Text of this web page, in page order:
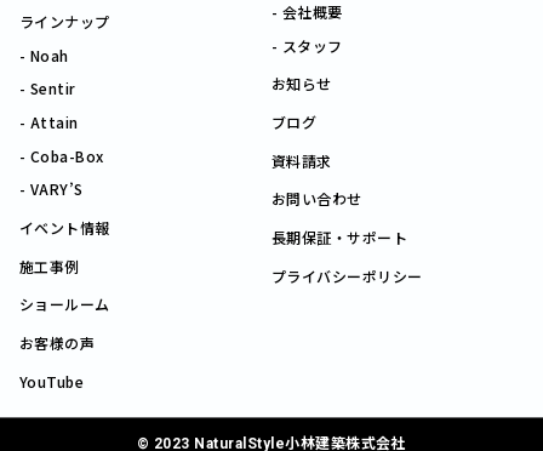
ラインナップ
Noah
Sentir
Attain
Coba-Box
VARY’S
イベント情報
施工事例
ショールーム
お客様の声
YouTube
会社概要
スタッフ
お知らせ
ブログ
資料請求
お問い合わせ
長期保証・サポート
プライバシーポリシー
© 2023 NaturalStyle小林建築株式会社